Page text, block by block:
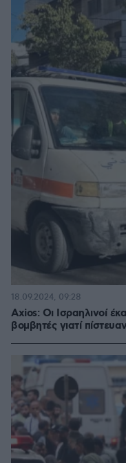
Axios: Οι Ισραηλινοί
βομβητές γιατί
18.09.2024, 09:28